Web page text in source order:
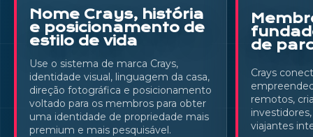
Nome Crays, história
e posicionamento de
estilo de vida
Use o sistema de marca Crays,
identidade visual, linguagem da casa,
direção fotográfica e posicionamento
voltado para os membros para obter
uma identidade de propriedade mais
premium e mais pesquisável.
de
Crays
remotos,
viajantes